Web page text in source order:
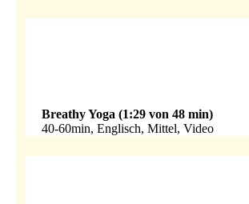
Breathy Yoga (1:29 von 48 min)
40-60min, Englisch, Mittel, Video